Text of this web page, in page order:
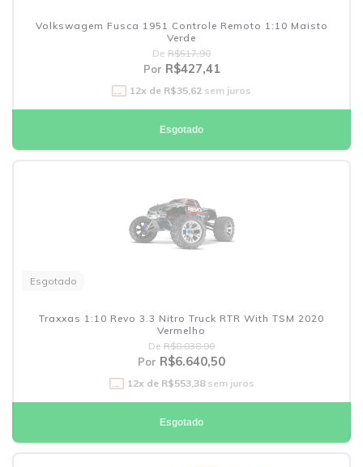
Volkswagem Fusca 1951 Controle Remoto 1:10 Maisto
Verde
De R$517,90
Por R$427,41
12x de R$35,62 sem juros
Esgotado
Esgotado
Traxxas 1:10 Revo 3.3 Nitro Truck RTR With TSM 2020
Vermelho
De R$8.038,90
Por R$6.640,50
12x de R$553,38sem juros
Esgotado